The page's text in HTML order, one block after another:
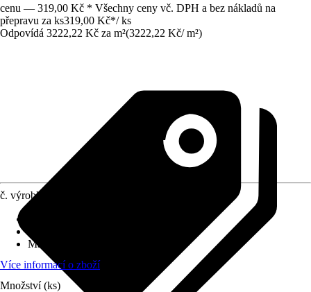
cenu — 319,00 Kč * Všechny ceny vč. DPH a bez nákladů na
přepravu za ks319,00 Kč*/ ks
Odpovídá 3222,22 Kč za m²(3222,22 Kč/ m²)
č. výrobku
Materiál
Více informací o zboží
Množství (ks)